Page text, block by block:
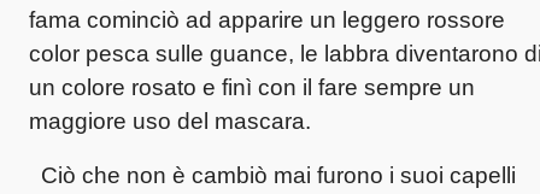
fama cominciò ad apparire un leggero rossore
color pesca sulle guance, le labbra diventarono
un colore rosato e finì con il fare sempre un
maggiore uso del mascara.
Ciò che non è cambiò mai furono i suoi capelli